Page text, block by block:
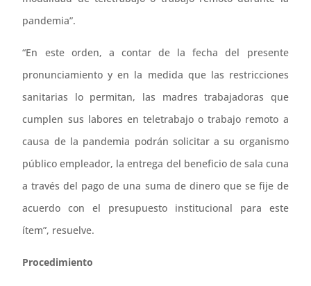
pandemia”.
“En este orden, a contar de la fecha del presente
pronunciamiento y en la medida que las restricciones
sanitarias lo permitan, las madres trabajadoras que
cumplen sus labores en teletrabajo o trabajo remoto a
causa de la pandemia podrán solicitar a su organismo
público empleador, la entrega del beneficio de sala cuna
a través del pago de una suma de dinero que se fije de
acuerdo con el presupuesto institucional para este
ítem”, resuelve.
Procedimiento